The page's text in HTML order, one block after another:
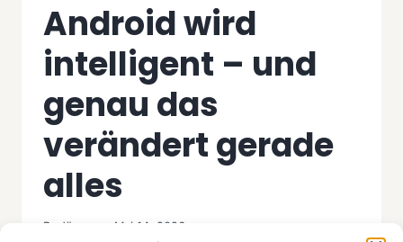
Android wird
intelligent – und
genau das
verändert gerade
alles
By Jürgen Mai 14, 2026